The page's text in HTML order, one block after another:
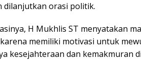
dilanjutkan orasi politik.
H Mukhlis ST menyatakan
memiliki motivasi untuk
kesejahteraan dan kemakmuran